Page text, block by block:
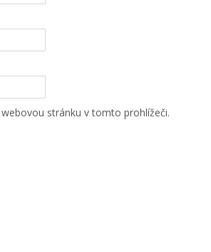
stránku v tomto prohlížeči.